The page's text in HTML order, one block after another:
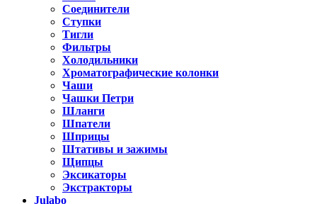
Соединители
Ступки
Тигли
Фильтры
Холодильники
Хроматографические колонки
Чаши
Чашки Петри
Шланги
Шпатели
Шприцы
Штативы и зажимы
Щипцы
Эксикаторы
Экстракторы
Julabo